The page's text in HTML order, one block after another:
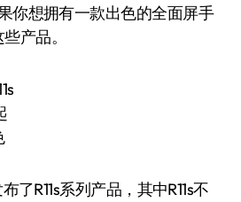
你想拥有一款出色的全面屏手
产品。
R11s系列产品，其中R11s不